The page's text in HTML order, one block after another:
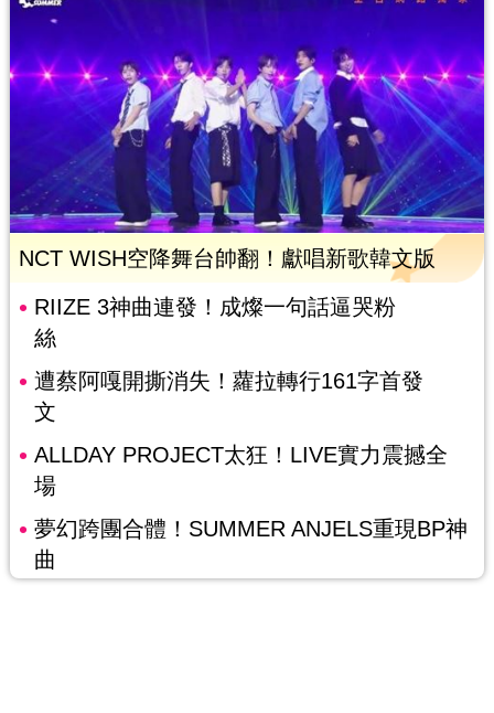
NCT WISH空降舞台帥翻！獻唱新歌韓文版
RIIZE 3神曲連發！成燦一句話逼哭粉
絲
遭蔡阿嘎開撕消失！蘿拉轉行161字首發
文
ALLDAY PROJECT太狂！LIVE實力震撼全
場
夢幻跨團合體！SUMMER ANJELS重現BP神
曲